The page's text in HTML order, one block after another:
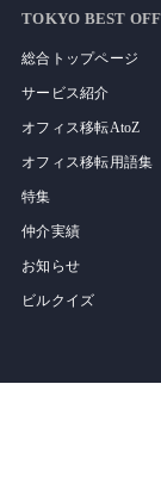
TOKYO BEST
総合トップページ
サービス紹介
オフィス移転AtoZ
オフィス移転用語集
特集
仲介実績
お知らせ
ビルクイズ